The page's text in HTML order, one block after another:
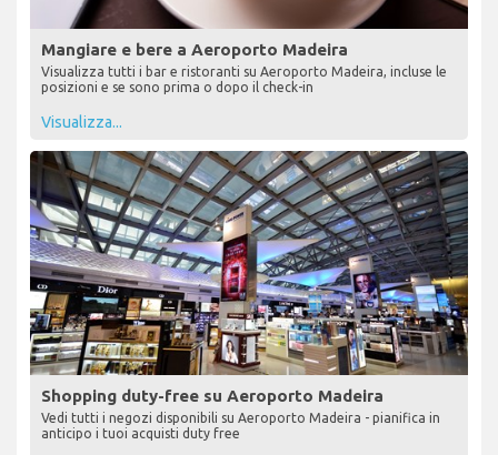
Mangiare e bere a Aeroporto Madeira
Visualizza tutti i bar e ristoranti su Aeroporto Madeira, incluse le
posizioni e se sono prima o dopo il check-in
Visualizza...
Shopping duty-free su Aeroporto Madeira
Vedi tutti i negozi disponibili su Aeroporto Madeira - pianifica in
anticipo i tuoi acquisti duty free